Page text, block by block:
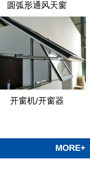
圆弧形通风天窗
开窗机/开窗器
MORE+